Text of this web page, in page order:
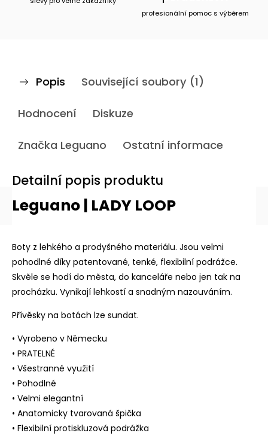
profesionální pomoc s výběrem
Popis Související soubory (1)
Hodnocení Diskuze
Značka Leguano Ostatní informace
Detailní popis produktu
Leguano | LADY LOOP
Boty z lehkého a prodyšného materiálu. Jsou velmi
pohodlné díky patentované, tenké, flexibilní podrážce.
Skvěle se hodí do města, do kanceláře nebo jen tak na
procházku. Vynikají lehkostí a snadným nazouváním.
Přívěsky na botách lze sundat.
• Vyrobeno v Německu
• PRATELNÉ
• Všestranné využití
• Pohodlné
• Velmi elegantní
• Anatomicky tvarovaná špička
• Flexibilní protiskluzová podrážka